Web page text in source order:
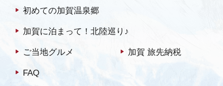
初めての加賀温泉郷
加賀に泊まって！北陸巡り♪
ご当地グルメ 加賀 旅先納税
FAQ